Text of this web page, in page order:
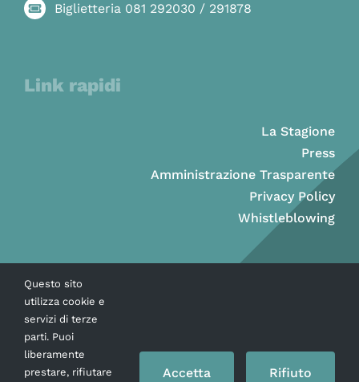
Biglietteria 081 292030 / 291878
Link rapidi
La Stagione
Press
Amministrazione Trasparente
Privacy Policy
Whistleblowing
Questo sito
utilizza cookie e
servizi di terze
parti. Puoi
liberamente
prestare, rifiutare
Accetta Rifiuto